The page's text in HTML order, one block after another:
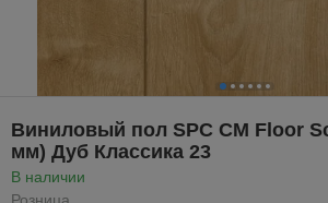
Виниловый пол SPC CM Floor
мм) Дуб Классика 23
В наличии
Розница